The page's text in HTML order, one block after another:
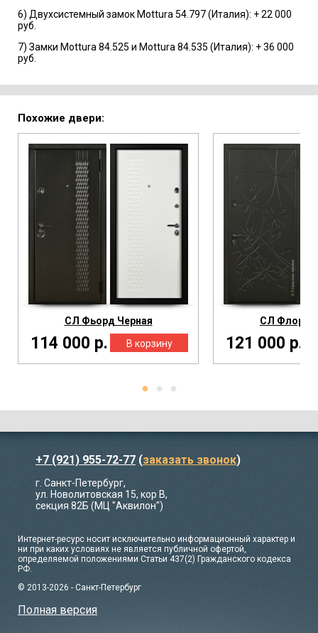
6) Двухсистемный замок Mottura 54.797 (Италия): + 22 000
руб.
7) Замки Mottura 84.525 и Mottura 84.535 (Италия): + 36 000
руб.
Похожие двери:
СЛ Фьорд Черная
114 000 р.
СЛ Флора
121 000 р.
+7 (921) 955-72-77 (заказать звонок)
г. Санкт-Петербург,
ул. Новолитовская 15, кор В,
секция 82Б (МЦ "Аквилон")
Интернет-ресурс носит исключительно информационный характер и
ни при каких условиях не является публичной офертой,
определяемой положениями Статьи 437(2) Гражданского кодекса
РФ.
© 2013-2026 - Санкт-Петербург
Полная версия